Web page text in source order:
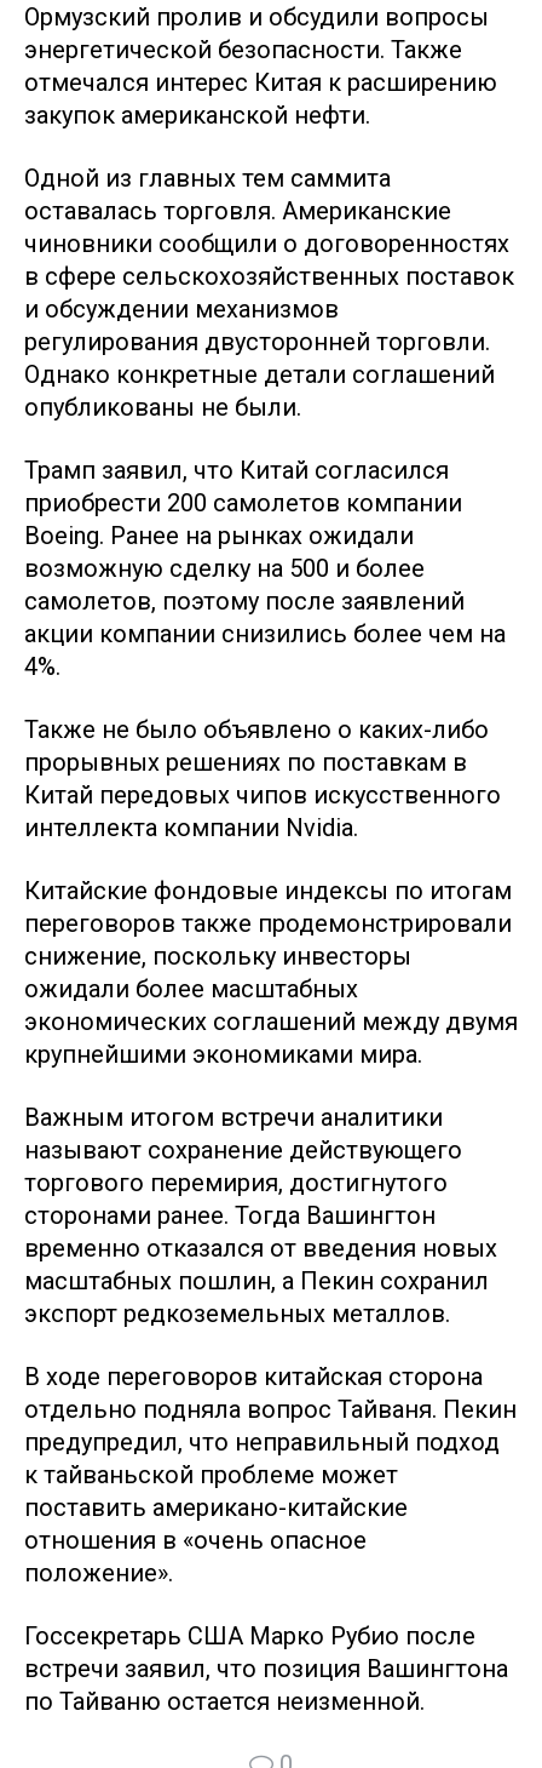
Ормузский пролив и обсудили вопросы
энергетической безопасности. Также
отмечался интерес Китая к расширению
закупок американской нефти.
Одной из главных тем саммита
оставалась торговля. Американские
чиновники сообщили о договоренностях
в сфере сельскохозяйственных поставок
и обсуждении механизмов
регулирования двусторонней торговли.
Однако конкретные детали соглашений
опубликованы не были.
Трамп заявил, что Китай согласился
приобрести 200 самолетов компании
Boeing. Ранее на рынках ожидали
возможную сделку на 500 и более
самолетов, поэтому после заявлений
акции компании снизились более чем на
4%.
Также не было объявлено о каких-либо
прорывных решениях по поставкам в
Китай передовых чипов искусственного
интеллекта компании Nvidia.
Китайские фондовые индексы по итогам
переговоров также продемонстрировали
снижение, поскольку инвесторы
ожидали более масштабных
экономических соглашений между двумя
крупнейшими экономиками мира.
Важным итогом встречи аналитики
называют сохранение действующего
торгового перемирия, достигнутого
сторонами ранее. Тогда Вашингтон
временно отказался от введения новых
масштабных пошлин, а Пекин сохранил
экспорт редкоземельных металлов.
В ходе переговоров китайская сторона
отдельно подняла вопрос Тайваня. Пекин
предупредил, что неправильный подход
к тайваньской проблеме может
поставить американо-китайские
отношения в «очень опасное
положение».
Госсекретарь США Марко Рубио после
встречи заявил, что позиция Вашингтона
по Тайваню остается неизменной.